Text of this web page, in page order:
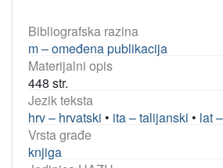
Bibliografska razina
m – omeđena publikacija
Materijalni opis
448 str.
Jezik teksta
hrv – hrvatski • ita – talijanski • lat
Vrsta građe
knjiga